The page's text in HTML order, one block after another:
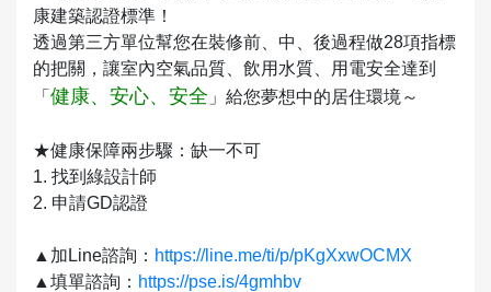
康建築認證標準！
透過第三方單位幫您在裝修前、中、後過程做28項指標
的把關，讓室內空氣品質、飲用水質、用電安全達到
「 健康、安心、安全 」給您夢想中的居住環境～
★健康保障兩步驟：缺一不可
1. 找到綠設計師
2. 申請GD認證
▲加Line諮詢： https://line.me/ti/p/pKgXxwOCMX
▲填單諮詢： https://pse.is/4gmhbv